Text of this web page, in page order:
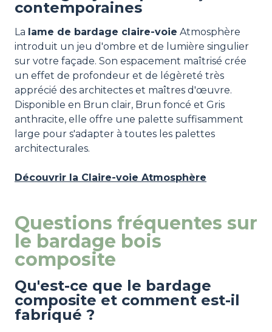
contemporaines
La lame de bardage claire-voie Atmosphère
introduit un jeu d'ombre et de lumière singulier
sur votre façade. Son espacement maîtrisé crée
un effet de profondeur et de légèreté très
apprécié des architectes et maîtres d'œuvre.
Disponible en Brun clair, Brun foncé et Gris
anthracite, elle offre une palette suffisamment
large pour s'adapter à toutes les palettes
architecturales.
Découvrir la Claire-voie Atmosphère
Questions fréquentes sur
le bardage bois
composite
Qu'est-ce que le bardage
composite et comment est-il
fabriqué ?